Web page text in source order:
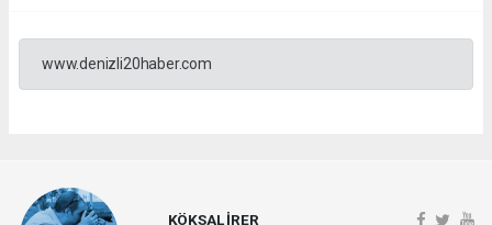
www.denizli20haber.com
KÖKSAL İRER